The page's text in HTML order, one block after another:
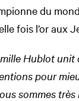
du
fois l’or aux
Hublot
pour
sommes